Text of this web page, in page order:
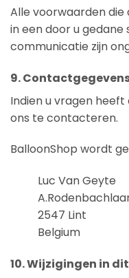
Alle voorwaarden
in een door u
communicatie zijn
9.
Indien u vragen
ons te contacteren.
BalloonShop wordt
Luc Van Geyte
2547 Lint
Belgium
10. Wijzigingen in